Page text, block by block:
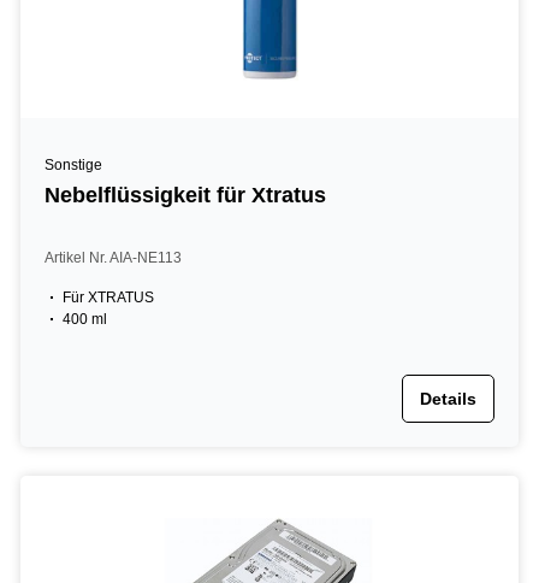
Sonstige
Nebelflüssigkeit für Xtratus
Artikel Nr. AIA-NE113
Für XTRATUS
400 ml
Details